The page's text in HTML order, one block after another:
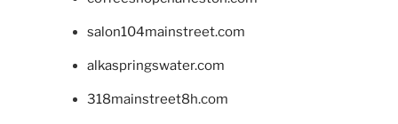
salon104mainstreet.com
alkaspringswater.com
318mainstreet8h.com